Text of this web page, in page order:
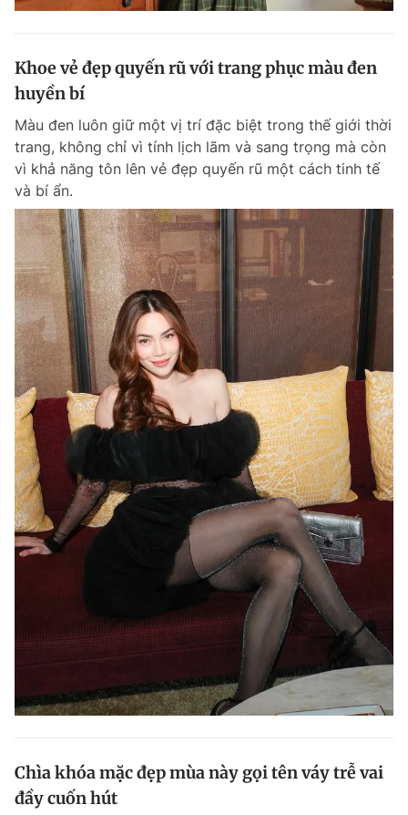
Khoe vẻ đẹp quyến rũ với trang phục màu đen
huyền bí
Màu đen luôn giữ một vị trí đặc biệt trong thế giới thời
trang, không chỉ vì tính lịch lãm và sang trọng mà còn
vì khả năng tôn lên vẻ đẹp quyến rũ một cách tinh tế
và bí ẩn.
Chìa khóa mặc đẹp mùa này gọi tên váy trễ vai
đầy cuốn hút